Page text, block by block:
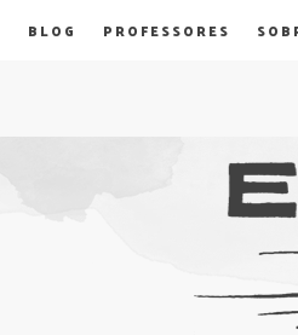
BLOG PROFESSORES